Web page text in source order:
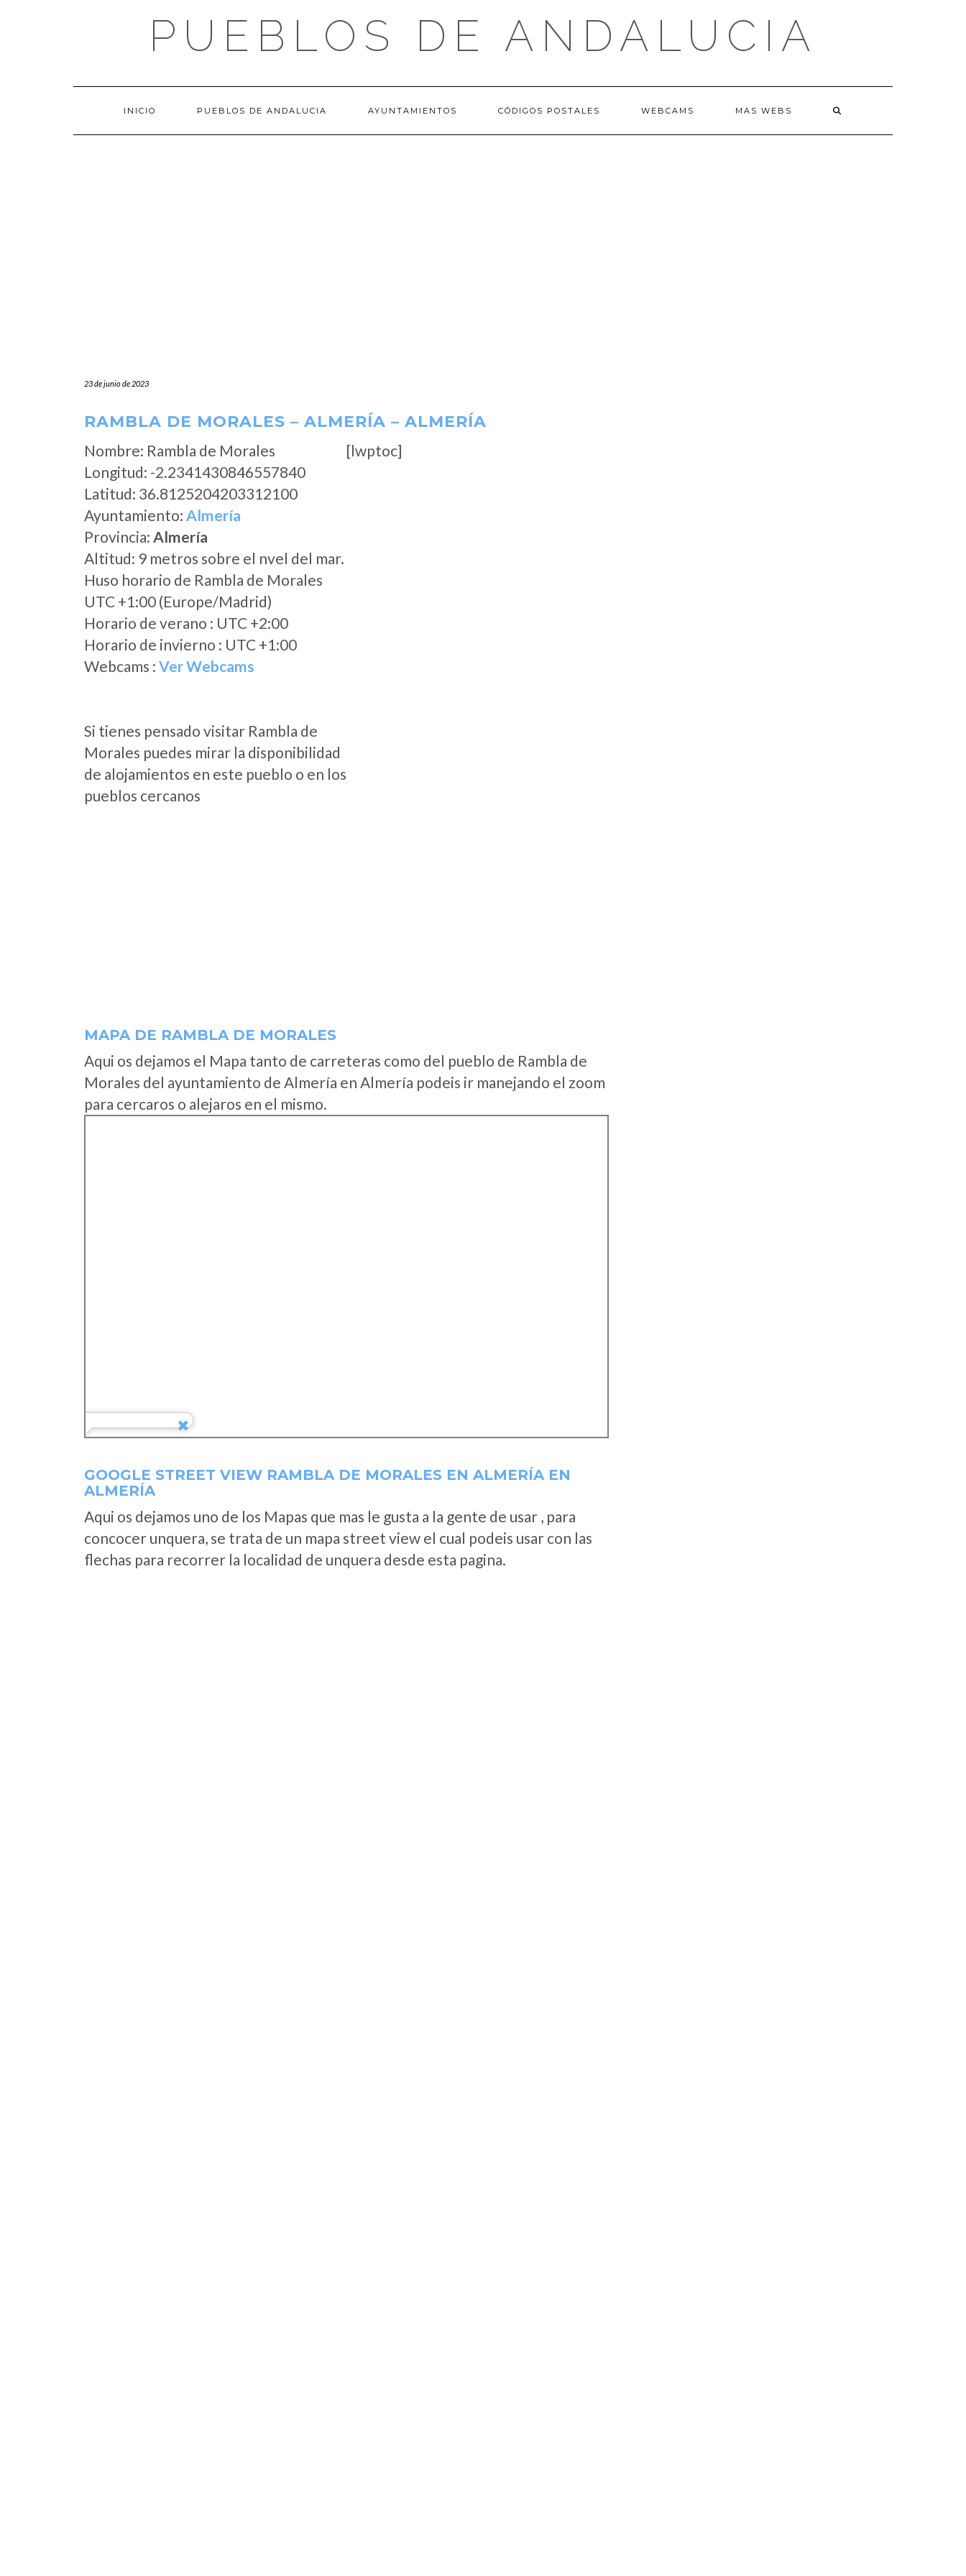
PUEBLOS DE ANDALUCIA
INICIO PUEBLOS DE ANDALUCIA AYUNTAMIENTOS CÓDIGOS POSTALES WEBCAMS MAS WEBS
23 de junio de 2023
RAMBLA DE MORALES – ALMERÍA – ALMERÍA
Nombre: Rambla de Morales
Longitud: -2.2341430846557840
Latitud: 36.8125204203312100
Ayuntamiento: Almería
Provincia: Almería
Altitud: 9 metros sobre el nvel del mar.
Huso horario de Rambla de Morales
UTC +1:00 (Europe/Madrid)
Horario de verano : UTC +2:00
Horario de invierno : UTC +1:00
Webcams : Ver Webcams
Si tienes pensado visitar Rambla de
Morales puedes mirar la disponibilidad
de alojamientos en este pueblo o en los
pueblos cercanos
[lwptoc]
MAPA DE RAMBLA DE MORALES
Aqui os dejamos el Mapa tanto de carreteras como del pueblo de Rambla de
Morales del ayuntamiento de Almería en Almería podeis ir manejando el zoom
para cercaros o alejaros en el mismo.
GOOGLE STREET VIEW RAMBLA DE MORALES EN ALMERÍA EN
ALMERÍA
Aqui os dejamos uno de los Mapas que mas le gusta a la gente de usar , para
concocer unquera, se trata de un mapa street view el cual podeis usar con las
flechas para recorrer la localidad de unquera desde esta pagina.